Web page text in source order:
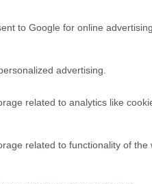
to Google for online advertising
advertising.
related to analytics like
related to functionality of the